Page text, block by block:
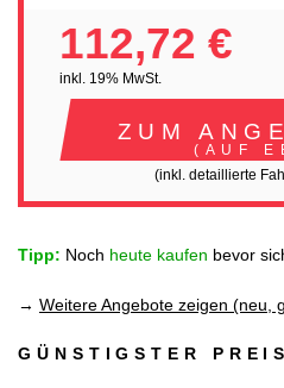
112,72 €
inkl. 19% MwSt.
ZUM
(AUF
(inkl. detaillierte
Tipp: Noch heute kaufen bevor
→ Weitere Angebote zeigen (neu,
GÜNSTIGSTER